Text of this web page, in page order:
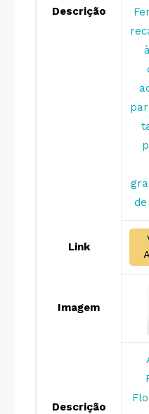
Descrição
Link
Imagem
Descrição